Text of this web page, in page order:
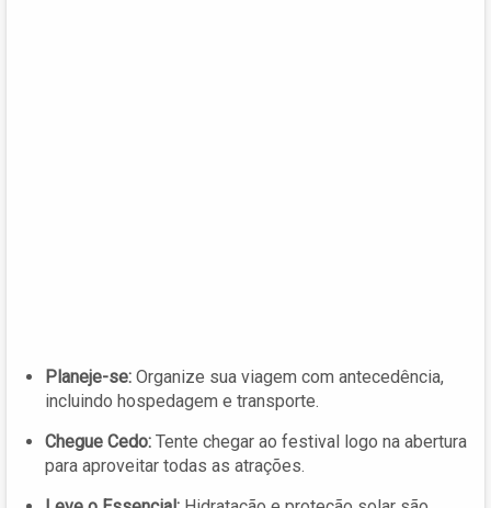
Planeje-se: Organize sua viagem com antecedência,
incluindo hospedagem e transporte.
Chegue Cedo: Tente chegar ao festival logo na abertura
para aproveitar todas as atrações.